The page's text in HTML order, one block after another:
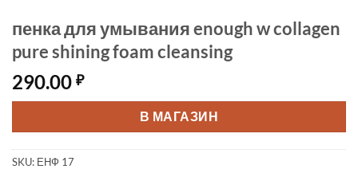
пенка для умывания enough w collagen
pure shining foam cleansing
290.00 ₽
В МАГАЗИН
SKU: ЕНФ 17